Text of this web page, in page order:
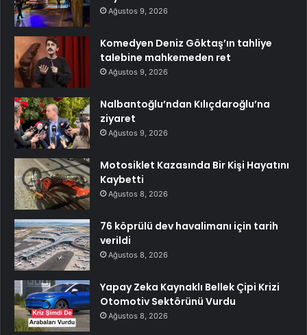
Ağustos 9, 2026
Komedyen Deniz Göktaş’ın tahliye
talebine mahkemeden ret
Ağustos 9, 2026
Nalbantoğlu’ndan Kılıçdaroğlu’na
ziyaret
Ağustos 9, 2026
Motosiklet Kazasında Bir Kişi Hayatını
Kaybetti
Ağustos 8, 2026
76 köprülü dev havalimanı için tarih
verildi
Ağustos 8, 2026
Yapay Zeka Kaynaklı Bellek Çipi Krizi
Otomotiv Sektörünü Vurdu
Ağustos 8, 2026